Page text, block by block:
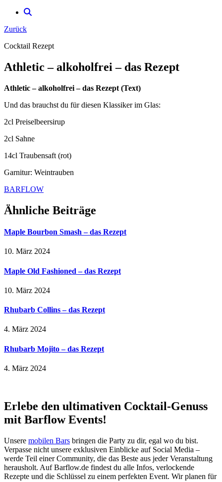
Zurück
Cocktail Rezept
Athletic – alkoholfrei – das Rezept
Athletic – alkoholfrei – das Rezept (Text)
Und das brauchst du für diesen Klassiker im Glas:
2cl Preiselbeersirup
2cl Sahne
14cl Traubensaft (rot)
Garnitur: Weintrauben
BARFLOW
Ähnliche Beiträge
Maple Bourbon Smash – das Rezept
10. März 2024
Maple Old Fashioned – das Rezept
10. März 2024
Rhubarb Collins – das Rezept
4. März 2024
Rhubarb Mojito – das Rezept
4. März 2024
Erlebe den ultimativen Cocktail-Genuss
mit Barflow Events!
Unsere mobilen Bars bringen die Party zu dir, egal wo du bist.
Verpasse nicht unsere exklusiven Einblicke auf Social Media –
werde Teil einer Community, die das Beste aus jeder Veranstaltung
herausholt. Auf Barflow.de findest du alle Infos, verlockende
Rezepte und die Schlüssel zu einem perfekten Event. Wir planen für